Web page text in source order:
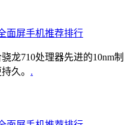
龙710处理器先进的10nm制
久。 .